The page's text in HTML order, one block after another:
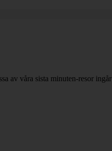
av våra sista minuten-resor ingår